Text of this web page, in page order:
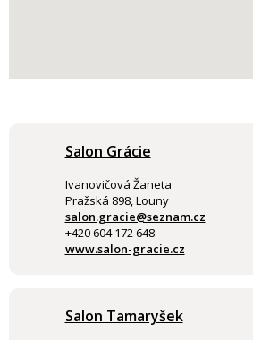
Salon Grácie
Ivanovičová Žaneta
Pražská 898, Louny
salon.gracie@seznam.cz
+420 604 172 648
www.salon-gracie.cz
Salon Tamaryšek